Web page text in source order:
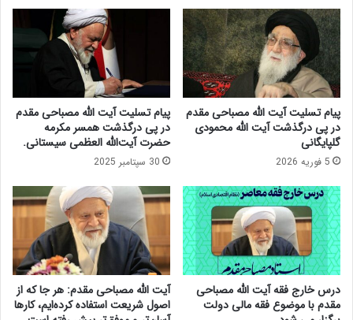
ا
ر
ش
ن
ا
س
ا
ن
م
ش
و
ر
ت
ک
ن
د
و
ب
ر
ر
ی
م‌
ه
ا
ع
ل
ی
ه
ا
ی
ر
ا
ن
م
ی‌
ت
و
پیام تسلیت آیت الله مصباحی مقدم
در پی درگذشت آیت الله محمودی
گلپایگانی
5 فوریه 2026
پیام تسلیت آیت الله مصباحی مقدم
در پی درگذشت همسر مکرمه
حضرت آیت‌الله العظمی سیستانی.
30 سپتامبر 2025
درس خارج فقه آیت الله مصباحی
مقدم با موضوع فقه مالی دولت
آیت الله مصباحی مقدم: هر جا که از
اصول شریعت استفاده کرده‌ایم، کارها